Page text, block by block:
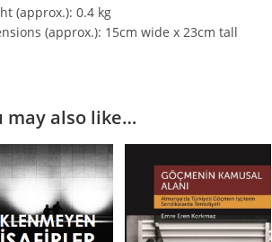
(approx.): 0.4 kg
(approx.): 15cm wide x 23cm tall
may also like…